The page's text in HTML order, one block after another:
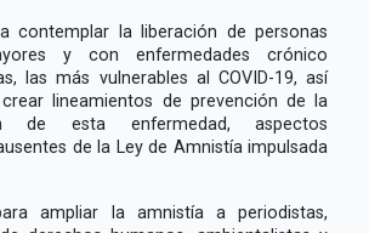
la liberación de personas
y con enfermedades crónico
las más vulnerables al COVID-19, así
lineamientos de prevención de la
de esta enfermedad, aspectos
de la Ley de Amnistía impulsada
la amnistía a periodistas,